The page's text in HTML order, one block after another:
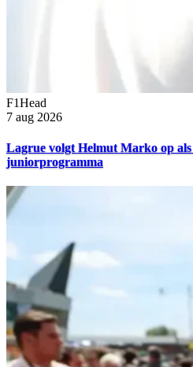
F1Head
7 aug 2026
Lagrue volgt Helmut Marko op
juniorprogramma